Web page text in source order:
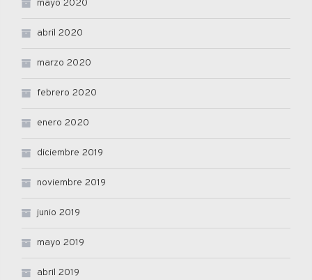
mayo 2020
abril 2020
marzo 2020
febrero 2020
enero 2020
diciembre 2019
noviembre 2019
junio 2019
mayo 2019
abril 2019